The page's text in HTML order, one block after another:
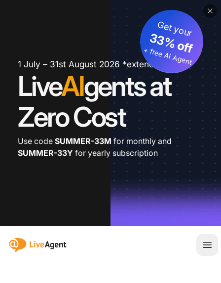
1 July – 31st August 2026 *extended
LiveAIgents at
Zero Cost
Get your
33% off
+ free AI Agent
Use code SUMMER-33M for monthly and
SUMMER-33Y for yearly subscription
:site.title